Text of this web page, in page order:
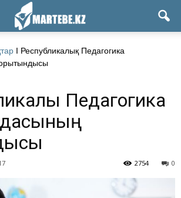
І Республикалық Педагогика
Педагогика
0
2754